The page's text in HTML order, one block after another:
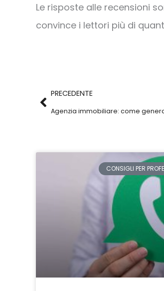
Le risposte alle recensioni
convince i lettori più di
PRECEDENTE
Agenzia immobiliare: come
CONSIGLI PER